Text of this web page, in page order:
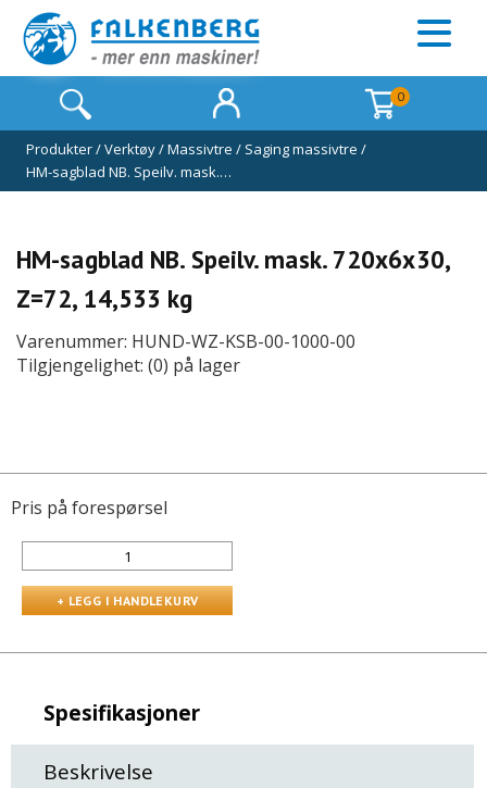
0
Produkter/Verktøy/Massivtre / Saging massivtre /
HM-sagblad NB. Speilv. mask.…
HM-sagblad NB. Speilv. mask. 720x6x30,
Z=72, 14,533 kg
Varenummer: HUND-WZ-KSB-00-1000-00
Tilgjengelighet: (0) på lager
Pris på forespørsel
Spesifikasjoner
Beskrivelse